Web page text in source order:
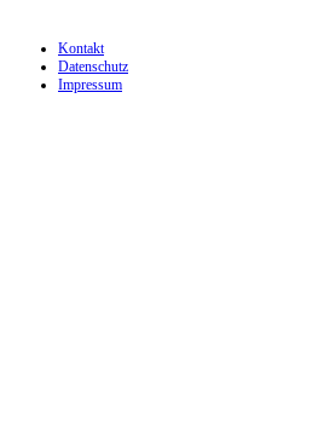
Kontakt
Datenschutz
Impressum